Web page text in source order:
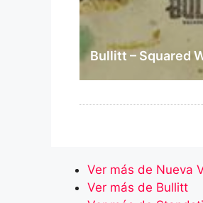
Bullitt – Squared
Ver más de Nueva
Ver más de Bullitt